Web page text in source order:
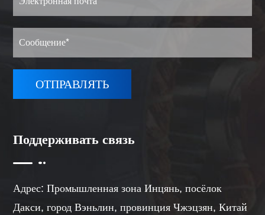
Поддерживать связь
Адрес: Промышленная зона Инцянь, посёлок
Дакси, город Вэньлин, провинция Чжэцзян, Китай